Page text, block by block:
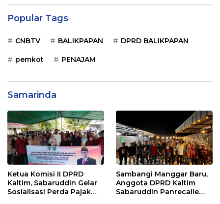
Popular Tags
CNBTV BALIKPAPAN DPRD BALIKPAPAN
pemkot PENAJAM
Samarinda
Ketua Komisi II DPRD
Kaltim, Sabaruddin Gelar
Sosialisasi Perda Pajak
Sambangi Manggar Baru,
Anggota DPRD Kaltim
Sabaruddin Panrecalle